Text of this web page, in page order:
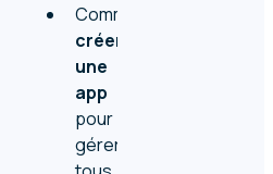
Comment
créer
une
app
pour
gérer